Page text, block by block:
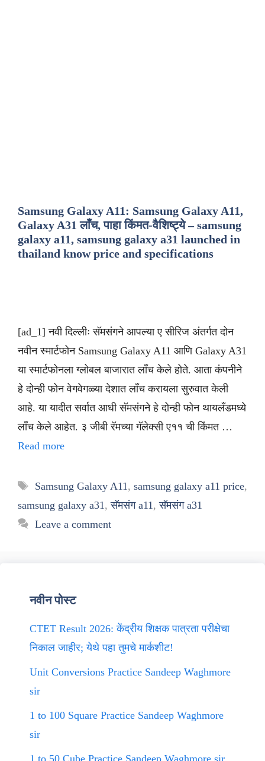
Samsung Galaxy A11: Samsung Galaxy A11,
Galaxy A31 लाँच, पाहा किंमत-वैशिष्ट्ये – samsung
galaxy a11, samsung galaxy a31 launched in
thailand know price and specifications
[ad_1] नवी दिल्लीः सॅमसंगने आपल्या ए सीरिज अंतर्गत दोन
नवीन स्मार्टफोन Samsung Galaxy A11 आणि Galaxy A31
या स्मार्टफोनला ग्लोबल बाजारात लाँच केले होते. आता कंपनीने
हे दोन्ही फोन वेगवेगळ्या देशात लाँच करायला सुरुवात केली
आहे. या यादीत सर्वात आधी सॅमसंगने हे दोन्ही फोन थायलँडमध्ये
लाँच केले आहेत. ३ जीबी रॅमच्या गॅलेक्सी ए११ ची किंमत …
Read more
Tags
Samsung Galaxy A11, samsung galaxy a11 price,
samsung galaxy a31,सॅमसंग a11,सॅमसंग a31
Leave a comment
नवीन पोस्ट
CTET Result 2026: केंद्रीय शिक्षक पात्रता परीक्षेचा
निकाल जाहीर; येथे पहा तुमचे मार्कशीट!
Unit Conversions Practice Sandeep Waghmore
sir
1 to 100 Square Practice Sandeep Waghmore
sir
1 to 50 Cube Practice Sandeep Waghmore sir